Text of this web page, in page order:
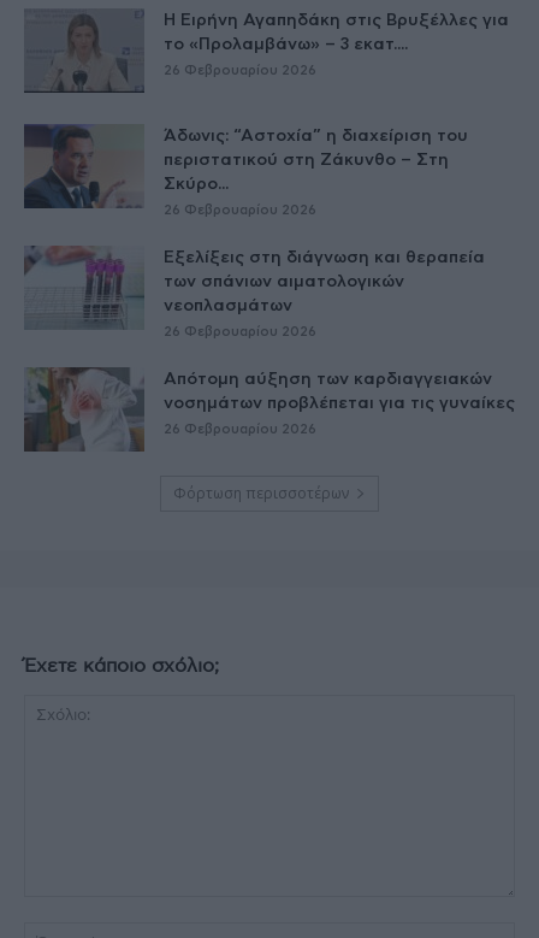
Η Ειρήνη Αγαπηδάκη στις Βρυξέλλες για
το «Προλαμβάνω» – 3 εκατ....
26 Φεβρουαρίου 2026
Άδωνις: “Αστοχία” η διαχείριση του
περιστατικού στη Ζάκυνθο – Στη
Σκύρο...
26 Φεβρουαρίου 2026
Εξελίξεις στη διάγνωση και θεραπεία
των σπάνιων αιματολογικών
νεοπλασμάτων
26 Φεβρουαρίου 2026
Απότομη αύξηση των καρδιαγγειακών
νοσημάτων προβλέπεται για τις γυναίκες
26 Φεβρουαρίου 2026
Φόρτωση περισσοτέρων
Έχετε κάποιο σχόλιο;